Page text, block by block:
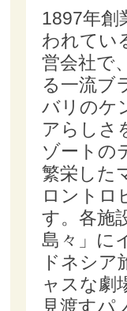
1897年創
われてい
営会社で
る一流ブ
バリのケ
アらしさ
ゾートの
繁栄した
ロントロ
す。各施
島々」に
ドネシア
ャスな劇
見渡すパ